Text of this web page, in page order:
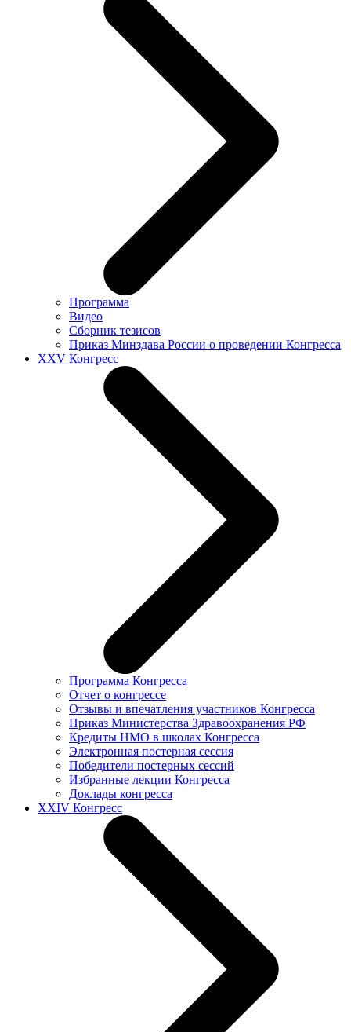
Программа
Видео
Сборник тезисов
Приказ Минздава России о проведении Конгресса
XXV Конгресс
Программа Конгресса
Отчет о конгрессе
Отзывы и впечатления участников Конгресса
Приказ Министерства Здравоохранения РФ
Кредиты НМО в школах Конгресса
Электронная постерная сессия
Победители постерных сессий
Избранные лекции Конгресса
Доклады конгресса
XXIV Конгресс